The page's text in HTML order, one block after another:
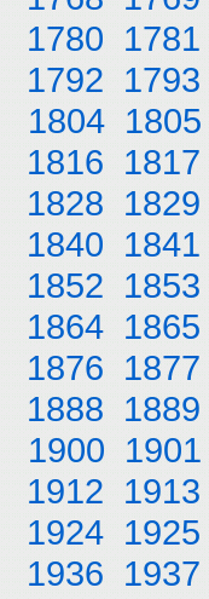
1780 1781
1792 1793
1804 1805
1816 1817
1828 1829
1840 1841
1852 1853
1864 1865
1876 1877
1888 1889
1900 1901
1912 1913
1924 1925
1936 1937